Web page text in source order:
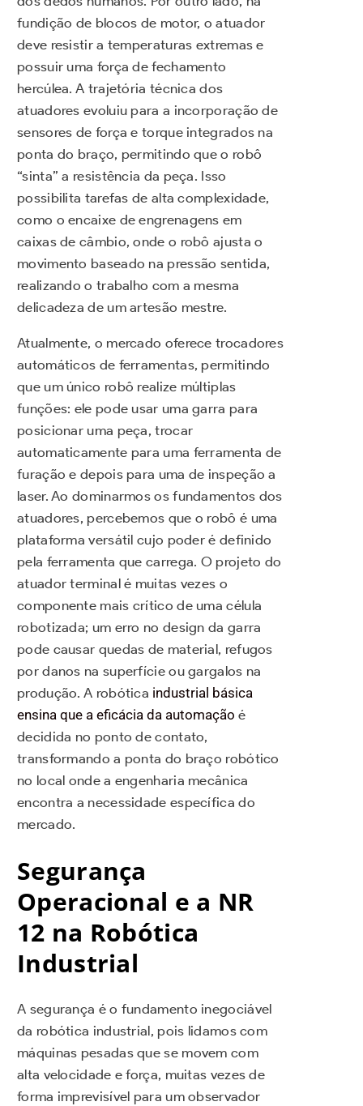
fundição de blocos de motor, o atuador
deve resistir a temperaturas extremas e
possuir uma força de fechamento
hercúlea. A trajetória técnica dos
atuadores evoluiu para a incorporação de
sensores de força e torque integrados na
ponta do braço, permitindo que o robô
“sinta” a resistência da peça. Isso
possibilita tarefas de alta complexidade,
como o encaixe de engrenagens em
caixas de câmbio, onde o robô ajusta o
movimento baseado na pressão sentida,
realizando o trabalho com a mesma
delicadeza de um artesão mestre.
Atualmente, o mercado oferece trocadores
automáticos de ferramentas, permitindo
que um único robô realize múltiplas
funções: ele pode usar uma garra para
posicionar uma peça, trocar
automaticamente para uma ferramenta de
furação e depois para uma de inspeção a
laser. Ao dominarmos os fundamentos dos
atuadores, percebemos que o robô é uma
plataforma versátil cujo poder é definido
pela ferramenta que carrega. O projeto do
atuador terminal é muitas vezes o
componente mais crítico de uma célula
robotizada; um erro no design da garra
pode causar quedas de material, refugos
por danos na superfície ou gargalos na
produção. A robótica industrial básica
ensina que a eficácia da automação é
decidida no ponto de contato,
transformando a ponta do braço robótico
no local onde a engenharia mecânica
encontra a necessidade específica do
mercado.
Segurança
Operacional e a NR
12 na Robótica
Industrial
A segurança é o fundamento inegociável
da robótica industrial, pois lidamos com
máquinas pesadas que se movem com
alta velocidade e força, muitas vezes de
forma imprevisível para um observador